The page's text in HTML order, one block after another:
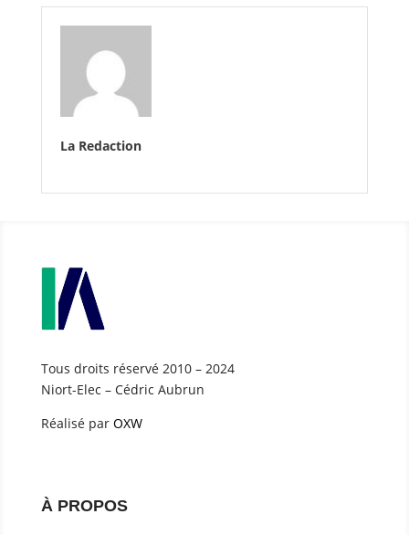
La Redaction
Tous droits réservé 2010 – 2024
Niort-Elec – Cédric Aubrun
Réalisé par OXW
À PROPOS